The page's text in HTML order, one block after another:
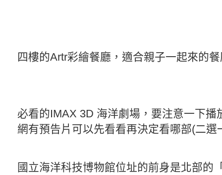
四樓的Artr彩繪餐廳，適合親子一起來的
必看的IMAX 3D 海洋劇場，要注意一下播
網有預告片可以先看看再決定看哪部(二選
國立海洋科技博物館位址的前身是北部的